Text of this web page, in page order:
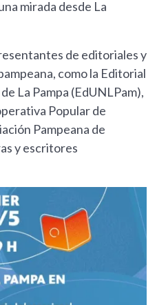
mirada desde La
de editoriales y
como la Editorial
La Pampa (EdUNLPam),
Popular de
Pampeana de
y escritores